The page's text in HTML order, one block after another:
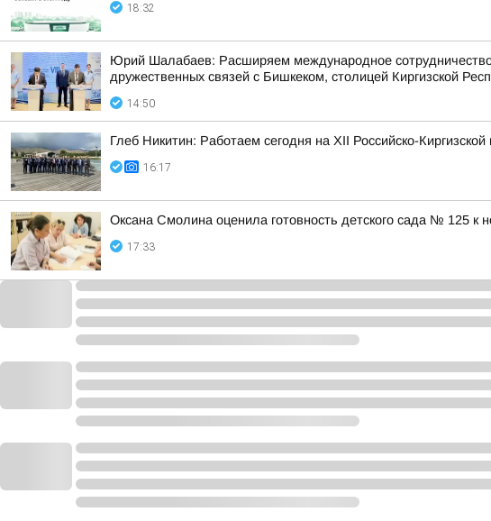
18:32
Юрий Шалабаев: Расширяем международное
дружественных связей с Бишкеком, столицей Киргизской
14:50
Глеб Никитин: Работаем сегодня на XII Российско-
16:17
Оксана Смолина оценила готовность детского сада № 125 к
17:33